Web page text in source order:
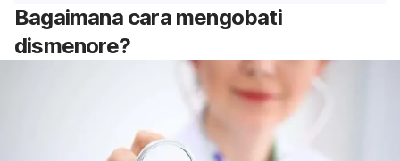
Bagaimana cara mengobati
dismenore?